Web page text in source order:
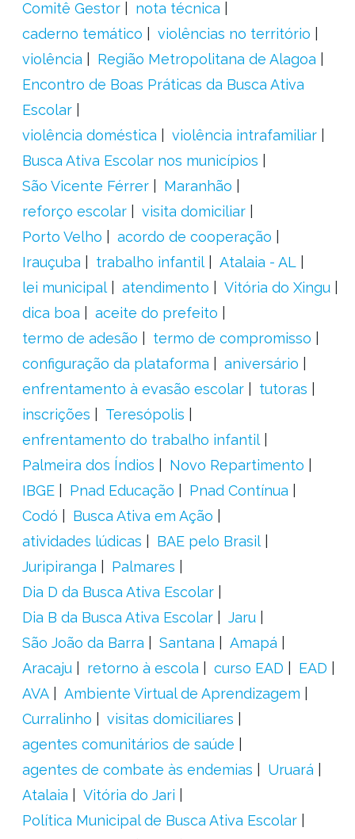
Comitê Gestor
nota técnica
caderno temático
violências no território
violência
Região Metropolitana de Alagoa
Encontro de Boas Práticas da Busca Ativa
Escolar
violência doméstica
violência intrafamiliar
Busca Ativa Escolar nos municípios
São Vicente Férrer
Maranhão
reforço escolar
visita domiciliar
Porto Velho
acordo de cooperação
Irauçuba
trabalho infantil
Atalaia - AL
lei municipal
atendimento
Vitória do Xingu
dica boa
aceite do prefeito
termo de adesão
termo de compromisso
configuração da plataforma
aniversário
enfrentamento à evasão escolar
tutoras
inscrições
Teresópolis
enfrentamento do trabalho infantil
Palmeira dos Índios
Novo Repartimento
IBGE
Pnad Educação
Pnad Contínua
Codó
Busca Ativa em Ação
atividades lúdicas
BAE pelo Brasil
Juripiranga
Palmares
Dia D da Busca Ativa Escolar
Dia B da Busca Ativa Escolar
Jaru
São João da Barra
Santana
Amapá
Aracaju
retorno à escola curso EAD
EAD
AVA
Ambiente Virtual de Aprendizagem
Curralinho
visitas domiciliares
agentes comunitários de saúde
agentes de combate às endemias
Uruará
Atalaia
Vitória do Jari
Política Municipal de Busca Ativa Escolar